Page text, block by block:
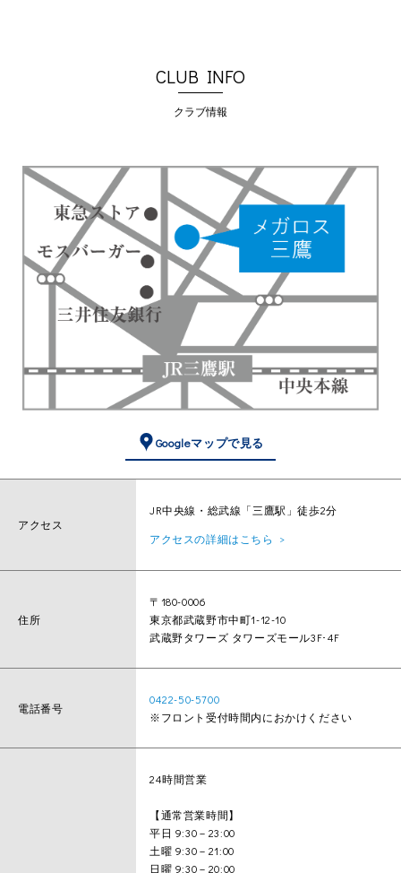
CLUB INFO
クラブ情報
Googleマップで見る
アクセス
JR中央線・総武線「三鷹駅」徒歩2分
アクセスの詳細はこちら
住所
〒180-0006
東京都武蔵野市中町1-12-10
武蔵野タワーズ タワーズモール3F･4F
電話番号
0422-50-5700
※フロント受付時間内におかけください
24時間営業
【通常営業時間】
平日 9:30－23:00
土曜 9:30－21:00
日曜 9:30－20:00